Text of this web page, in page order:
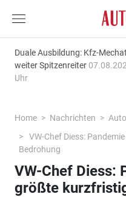
Duale Ausbildung: Kfz-
weiter Spitzenreiter
Uhr
Home Nachrichten
VW-Chef Diess:
Bedrohung
VW-Chef Diess:
größte